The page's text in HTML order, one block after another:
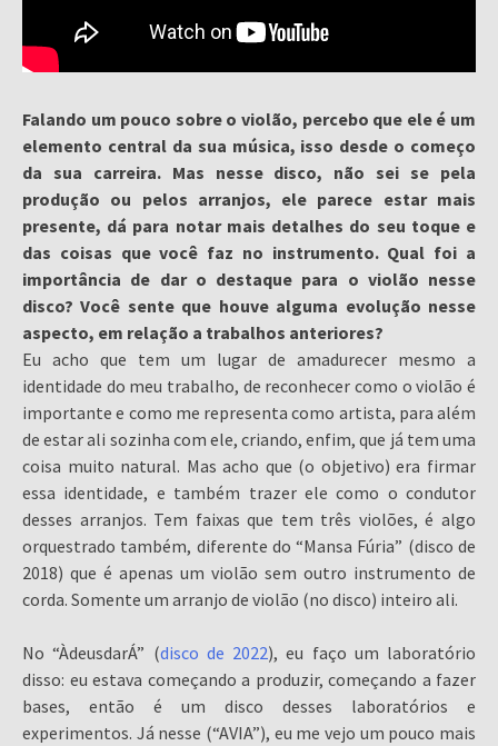
Falando um pouco sobre o violão, percebo que ele é um
elemento central da sua música, isso desde o começo
da sua carreira. Mas nesse disco, não sei se pela
produção ou pelos arranjos, ele parece estar mais
presente, dá para notar mais detalhes do seu toque e
das coisas que você faz no instrumento. Qual foi a
importância de dar o destaque para o violão nesse
disco? Você sente que houve alguma evolução nesse
aspecto, em relação a trabalhos anteriores?
Eu acho que tem um lugar de amadurecer mesmo a
identidade do meu trabalho, de reconhecer como o violão é
importante e como me representa como artista, para além
de estar ali sozinha com ele, criando, enfim, que já tem uma
coisa muito natural. Mas acho que (o objetivo) era firmar
essa identidade, e também trazer ele como o condutor
desses arranjos. Tem faixas que tem três violões, é algo
orquestrado também, diferente do “Mansa Fúria” (disco de
2018) que é apenas um violão sem outro instrumento de
corda. Somente um arranjo de violão (no disco) inteiro ali.
No “ÀdeusdarÁ” (disco de 2022), eu faço um laboratório
disso: eu estava começando a produzir, começando a fazer
bases, então é um disco desses laboratórios e
experimentos. Já nesse (“AVIA”), eu me vejo um pouco mais